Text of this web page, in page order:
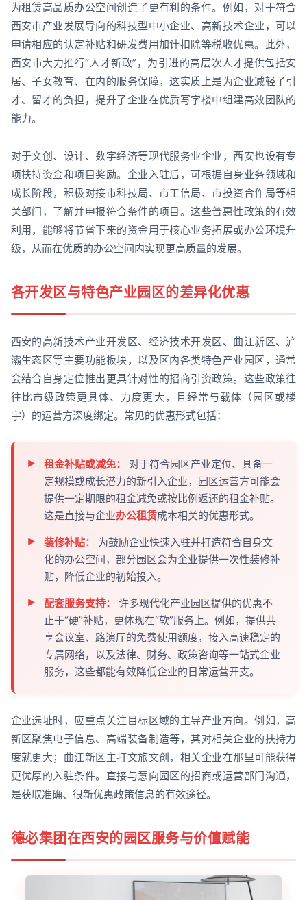
为租赁高品质办公空间创造了更有利的条件。例如，对于符合
西安市产业发展导向的科技型中小企业、高新技术企业，可以
申请相应的认定补贴和研发费用加计扣除等税收优惠。此外，
西安市大力推行“人才新政”，为引进的高层次人才提供包括安
居、子女教育、在内的服务保障，这实质上是为企业减轻了引
才、留才的负担，提升了企业在优质写字楼中组建高效团队的
能力。
对于文创、设计、数字经济等现代服务业企业，西安也设有专
项扶持资金和项目奖励。企业入驻后，可根据自身业务领域和
成长阶段，积极对接市科技局、市工信局、市投资合作局等相
关部门，了解并申报符合条件的项目。这些普惠性政策的有效
利用，能够将节省下来的资金用于核心业务拓展或办公环境升
级，从而在优质的办公空间内实现更高质量的发展。
各开发区与特色产业园区的差异化优惠
西安的高新技术产业开发区、经济技术开发区、曲江新区、浐
灞生态区等主要功能板块，以及区内各类特色产业园区，通常
会结合自身定位推出更具针对性的招商引资政策。这些政策往
往比市级政策更具体、力度更大，且经常与载体（园区或楼
宇）的运营方深度绑定。常见的优惠形式包括：
租金补贴或减免：
对于符合园区产业定位、具备一
定规模或成长潜力的新引入企业，园区运营方可能会
提供一定期限的租金减免或按比例返还的租金补贴。
这是直接与企业办公租赁成本相关的优惠形式。
装修补贴：
为鼓励企业快速入驻并打造符合自身文
化的办公空间，部分园区会为企业提供一次性装修补
贴，降低企业的初始投入。
配套服务支持：
许多现代化产业园区提供的优惠不
止于“硬”补贴，更体现在“软”服务上。例如，提供共
享会议室、路演厅的免费使用额度，接入高速稳定的
专属网络，以及法律、财务、政策咨询等一站式企业
服务，这些都能有效降低企业的日常运营开支。
企业选址时，应重点关注目标区域的主导产业方向。例如，高
新区聚焦电子信息、高端装备制造等，其对相关企业的扶持力
度就更大；曲江新区主打文旅文创，相关企业在那里可能获得
更优厚的入驻条件。直接与意向园区的招商或运营部门沟通，
是获取准确、很新优惠政策信息的有效途径。
德必集团在西安的园区服务与价值赋能